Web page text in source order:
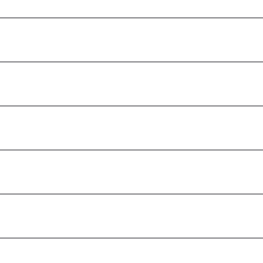
Basilicata
Molise
Apskritis de Marijampolė
Pays